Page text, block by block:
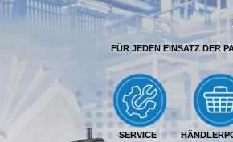
FÜR JEDEN EINSATZ DER
SERVICE